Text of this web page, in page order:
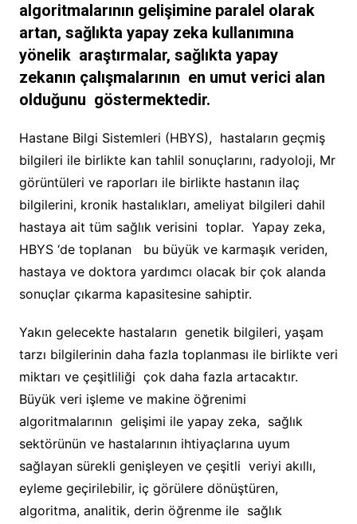
algoritmalarının gelişimine paralel olarak
artan, sağlıkta yapay zeka kullanımına
yönelik araştırmalar, sağlıkta yapay
zekanın çalışmalarının en umut verici alan
olduğunu göstermektedir.
Hastane Bilgi Sistemleri (HBYS), hastaların geçmiş
bilgileri ile birlikte kan tahlil sonuçlarını, radyoloji, Mr
görüntüleri ve raporları ile birlikte hastanın ilaç
bilgilerini, kronik hastalıkları, ameliyat bilgileri dahil
hastaya ait tüm sağlık verisini toplar. Yapay zeka,
HBYS ‘de toplanan bu büyük ve karmaşık veriden,
hastaya ve doktora yardımcı olacak bir çok alanda
sonuçlar çıkarma kapasitesine sahiptir.
Yakın gelecekte hastaların genetik bilgileri, yaşam
tarzı bilgilerinin daha fazla toplanması ile birlikte veri
miktarı ve çeşitliliği çok daha fazla artacaktır.
Büyük veri işleme ve makine öğrenimi
algoritmalarının gelişimi ile yapay zeka, sağlık
sektörünün ve hastalarının ihtiyaçlarına uyum
sağlayan sürekli genişleyen ve çeşitli veriyi akıllı,
eyleme geçirilebilir, iç görülere dönüştüren,
algoritma, analitik, derin öğrenme ile sağlık